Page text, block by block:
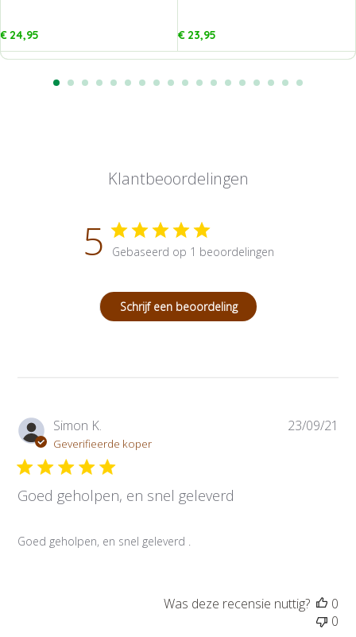
€24,95 €23,95
Klantbeoordelingen
5 Gebaseerd op 1 beoordelingen
Schrijf een beoordeling
Simon K.
Geverifieerde koper
Goed geholpen, en snel geleverd
Goed geholpen, en snel geleverd .
d
a
23/09/21
Was deze recensie nuttig?
0
0